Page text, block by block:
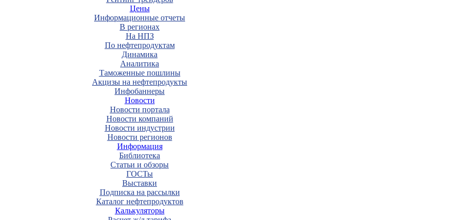
Цены
Информационные отчеты
В регионах
На НПЗ
По нефтепродуктам
Динамика
Аналитика
Таможенные пошлины
Акцизы на нефтепродукты
Инфобаннеры
Новости
Новости портала
Новости компаний
Новости индустрии
Новости регионов
Информация
Библиотека
Статьи и обзоры
ГОСТы
Выставки
Подписка на рассылки
Каталог нефтепродуктов
Калькуляторы